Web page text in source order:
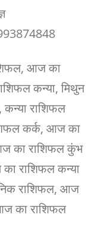
आज का
कन्या, मिथुन
राशिफल
कर्क, आज का
का राशिफल कुंभ
राशिफल कन्या
राशिफल, आज
का राशिफल